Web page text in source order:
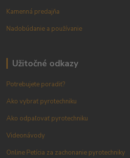
Kamenná predajňa
Nadobúdanie a používanie
Užitočné odkazy
Potrebujete poradiť?
Ako vybrať pyrotechniku
Ako odpaľovať pyrotechniku
Videonávody
Online Petícia za zachonanie pyrotechniky